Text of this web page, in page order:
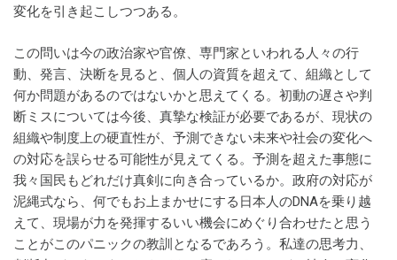
変化を引き起こしつつある。
この問いは今の政治家や官僚、専門家といわれる人々の行
動、発言、決断を見ると、個人の資質を超えて、組織として
何か問題があるのではないかと思えてくる。初動の遅さや判
断ミスについては今後、真摯な検証が必要であるが、現状の
組織や制度上の硬直性が、予測できない未来や社会の変化へ
の対応を誤らせる可能性が見えてくる。予測を超えた事態に
我々国民もどれだけ真剣に向き合っているか。政府の対応が
泥縄式なら、何でもお上まかせにする日本人のDNAを乗り越
えて、現場が力を発揮するいい機会にめぐり合わせたと思う
ことがこのパニックの教訓となるであろう。私達の思考力、